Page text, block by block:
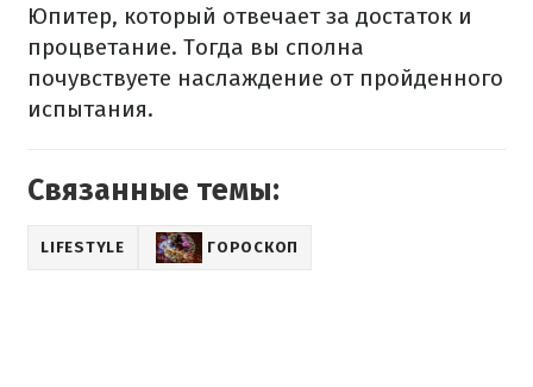
Юпитер, который отвечает за достаток и
процветание. Тогда вы сполна
почувствуете наслаждение от пройденного
испытания.
Связанные темы:
LIFESTYLE ГОРОСКОП